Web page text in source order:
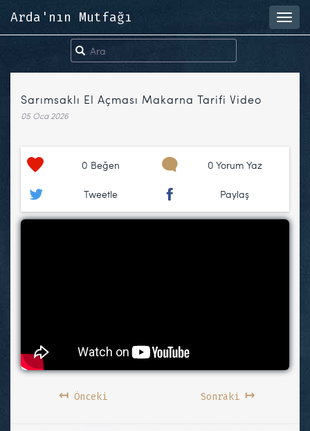
Arda'nın Mutfağı
Sarımsaklı El Açması Makarna Tarifi Video
05 Oca 2026
0 Beğen 0 Yorum Yaz
Tweetle Paylaş
↤Önceki Sonraki ↦